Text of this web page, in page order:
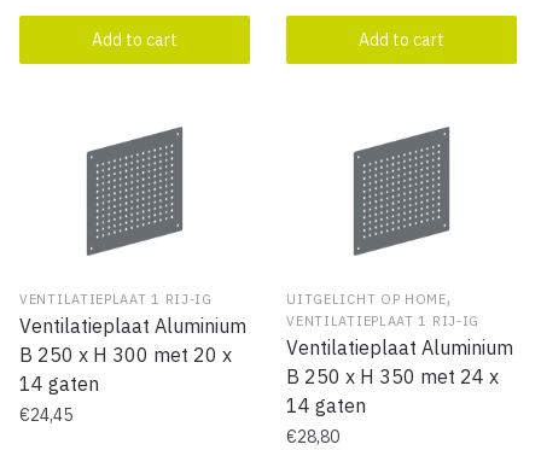
Add to cart Add to cart
VENTILATIEPLAAT 1 RIJ-IG
Ventilatieplaat Aluminium
B 250 x H 300 met 20 x
14 gaten
€24,45
UITGELICHT OP HOME,
VENTILATIEPLAAT 1 RIJ-IG
Ventilatieplaat Aluminium
B 250 x H 350 met 24 x
14 gaten
€28,80